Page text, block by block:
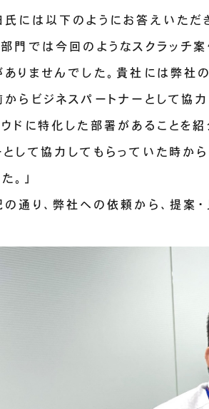
氏には以下のようにお答えいただ
部門では今回のようなスクラッチ
ありませんでした。貴社には弊社
からビジネスパートナーとして協
ウドに特化した部署があることを
として協力してもらっていた時か
。」
の通り、弊社への依頼から、提案